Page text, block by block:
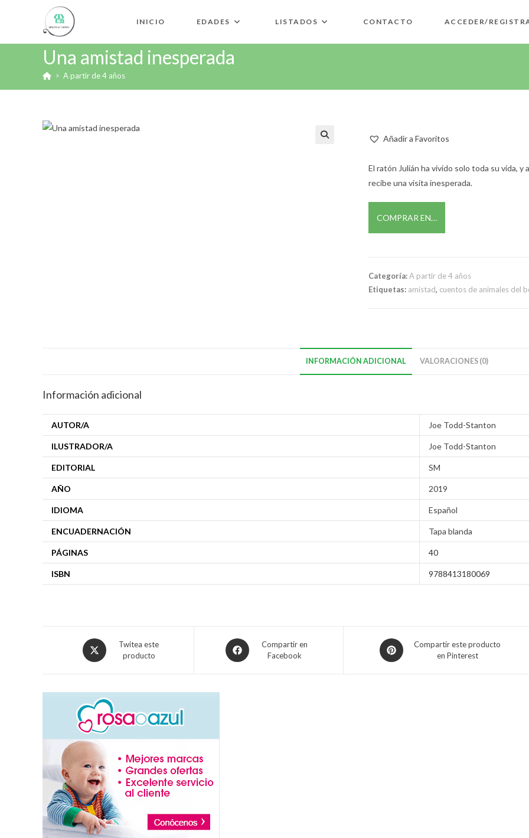
INICIO EDADES LISTADOS CONTACTO ACCEDER/
Una amistad inesperada
> A partir de 4 años
Añadir a Favoritos
El ratón Julián ha vivido solo toda su vida, y
recibe una visita inesperada.
COMPRAR EN…
Categoría:A partir de 4 años
Etiquetas: amistad, cuentos de animales del
INFORMACIÓN ADICIONAL VALORACIONES (0)
Información adicional
AUTOR/A Joe Todd-Stanton
ILUSTRADOR/A Joe Todd-Stanton
EDITORIAL SM
AÑO 2019
IDIOMA Español
ENCUADERNACIÓN Tapa blanda
PÁGINAS 40
ISBN 9788413180069
Twitea este
producto
Compartir en
Facebook
Compartir este producto
en Pinterest